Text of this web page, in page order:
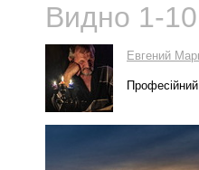
Видно 1-
Евгений